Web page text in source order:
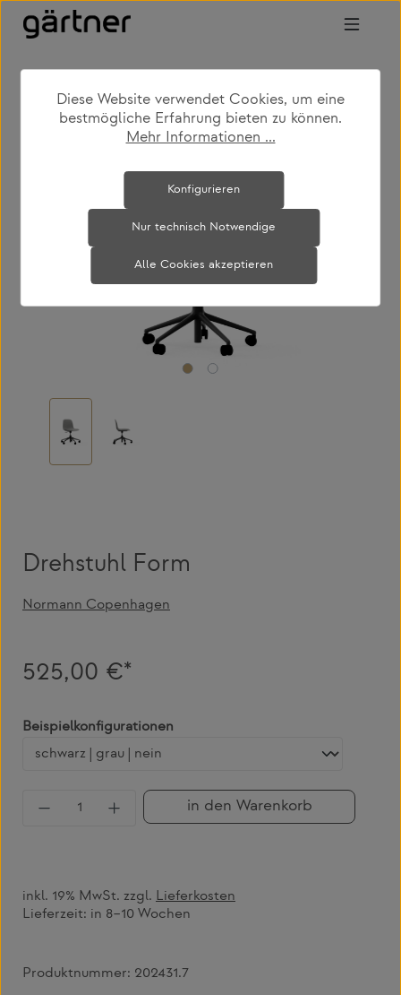
Zum Hauptinhalt springen
shop produkte
büro & arbeiten
Bildergalerie überspringen
Drehstuhl Form
Normann Copenhagen
525,00 €*
Beispielkonfigurationen
Produkt Anzahl: Gib den gewünschten
in den Warenkorb
inkl. 19% MwSt. zzgl. Lieferkosten
Lieferzeit: in 8–10 Wochen
Produktnummer: 202431.7
Diese Website verwendet Cookies, um eine
bestmögliche Erfahrung bieten zu können.
Mehr Informationen ...
Nur technisch Notwendige
Konfigurieren
Alle Cookies akzeptieren